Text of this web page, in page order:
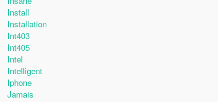
Install
Installation
Int403
Int405
Intel
Intelligent
Iphone
Jamais